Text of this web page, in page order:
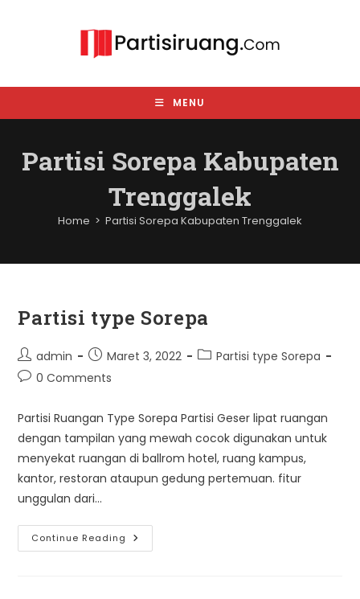
MENU
Partisi Sorepa Kabupaten
Trenggalek
Home > Partisi Sorepa Kabupaten Trenggalek
Partisi type Sorepa
Post
author:
admin
Post
published:
Maret 3, 2022
PostPartisi type Sorepa
Post0 Comments
Partisi Ruangan Type Sorepa Partisi Geser lipat ruangan
dengan tampilan yang mewah cocok digunakan untuk
menyekat ruangan di ballrom hotel, ruang kampus,
kantor, restoran ataupun gedung pertemuan. fitur
unggulan dari…
Continue Reading Partisi
Type